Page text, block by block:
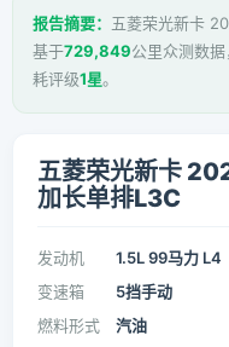
报告摘要： 五菱荣光新卡
基于729,849公里众测数
耗评级1星。
五菱荣光新卡
加长单排L3C
发动机 1.5L 99马力 L4
变速箱
5挡手动
燃料形式
汽油